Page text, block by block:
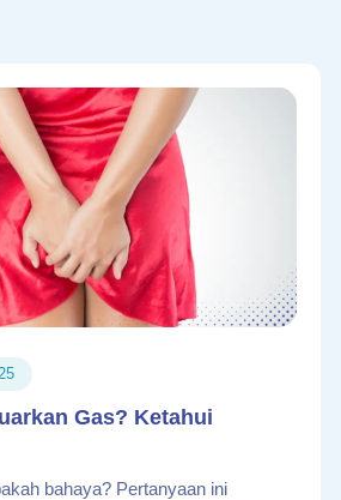
Gas? Ketahui
bahaya? Pertanyaan ini